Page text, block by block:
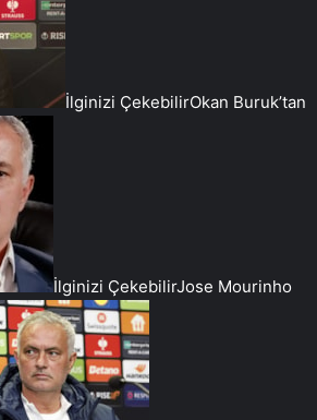
İlginizi ÇekebilirOkan Buruk’tan
İlginizi ÇekebilirJose Mourinho